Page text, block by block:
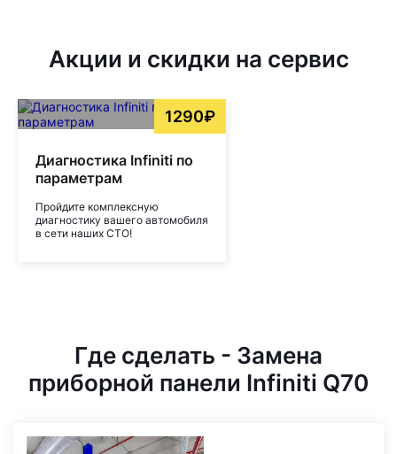
Акции и скидки на сервис
1290₽
Диагностика Infiniti по
параметрам
Пройдите комплексную
диагностику вашего автомобиля
в сети наших СТО!
Где сделать - Замена
приборной панели Infiniti Q70